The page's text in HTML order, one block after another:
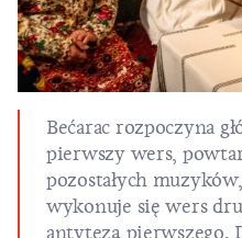
Bećarac rozpoczyna
pierwszy wers,
pozostałych
wykonuje się wers
antytezą pierwszego.